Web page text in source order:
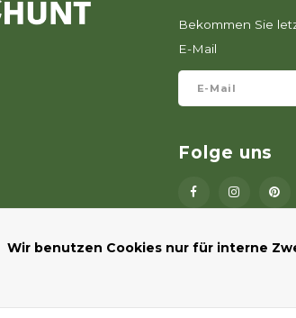
Bekommen Sie
E-Mail
Folge uns
Wir benutzen Cookies nur für interne